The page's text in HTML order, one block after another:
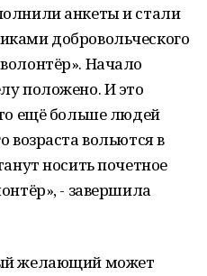
анкеты и стали
добровольческого
Начало
положено. И это
ещё больше людей
возраста вольются в
носить почетное
- завершила
желающий может